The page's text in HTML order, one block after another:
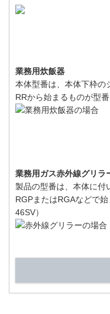
業務用炊飯器
本体型番は、本体下枠の
RRから始まるものが型
業務用ガス赤外線グリラ
製品の型番は、本体に付
RGPまたはRGAなどで
46SV）